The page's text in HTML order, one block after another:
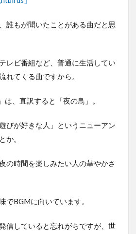
誰もが聞いたことがある曲だと思
レビ番組など、普通に生活してい
れてくる曲ですから。
、直訳すると「夜の鳥」。
びが好きな人」というニューアン
か。
の時間を楽しみたい人の華やかさ
でBGMに向いています。
信していると忘れがちですが、世